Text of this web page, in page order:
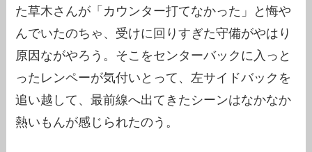
た草木さんが「カウンター打てなかった」と悔や
んでいたのちゃ、受けに回りすぎた守備がやはり
原因ながやろう。そこをセンターバックに入っと
ったレンペーが気付いとって、左サイドバックを
追い越して、最前線へ出てきたシーンはなかなか
熱いもんが感じられたのう。